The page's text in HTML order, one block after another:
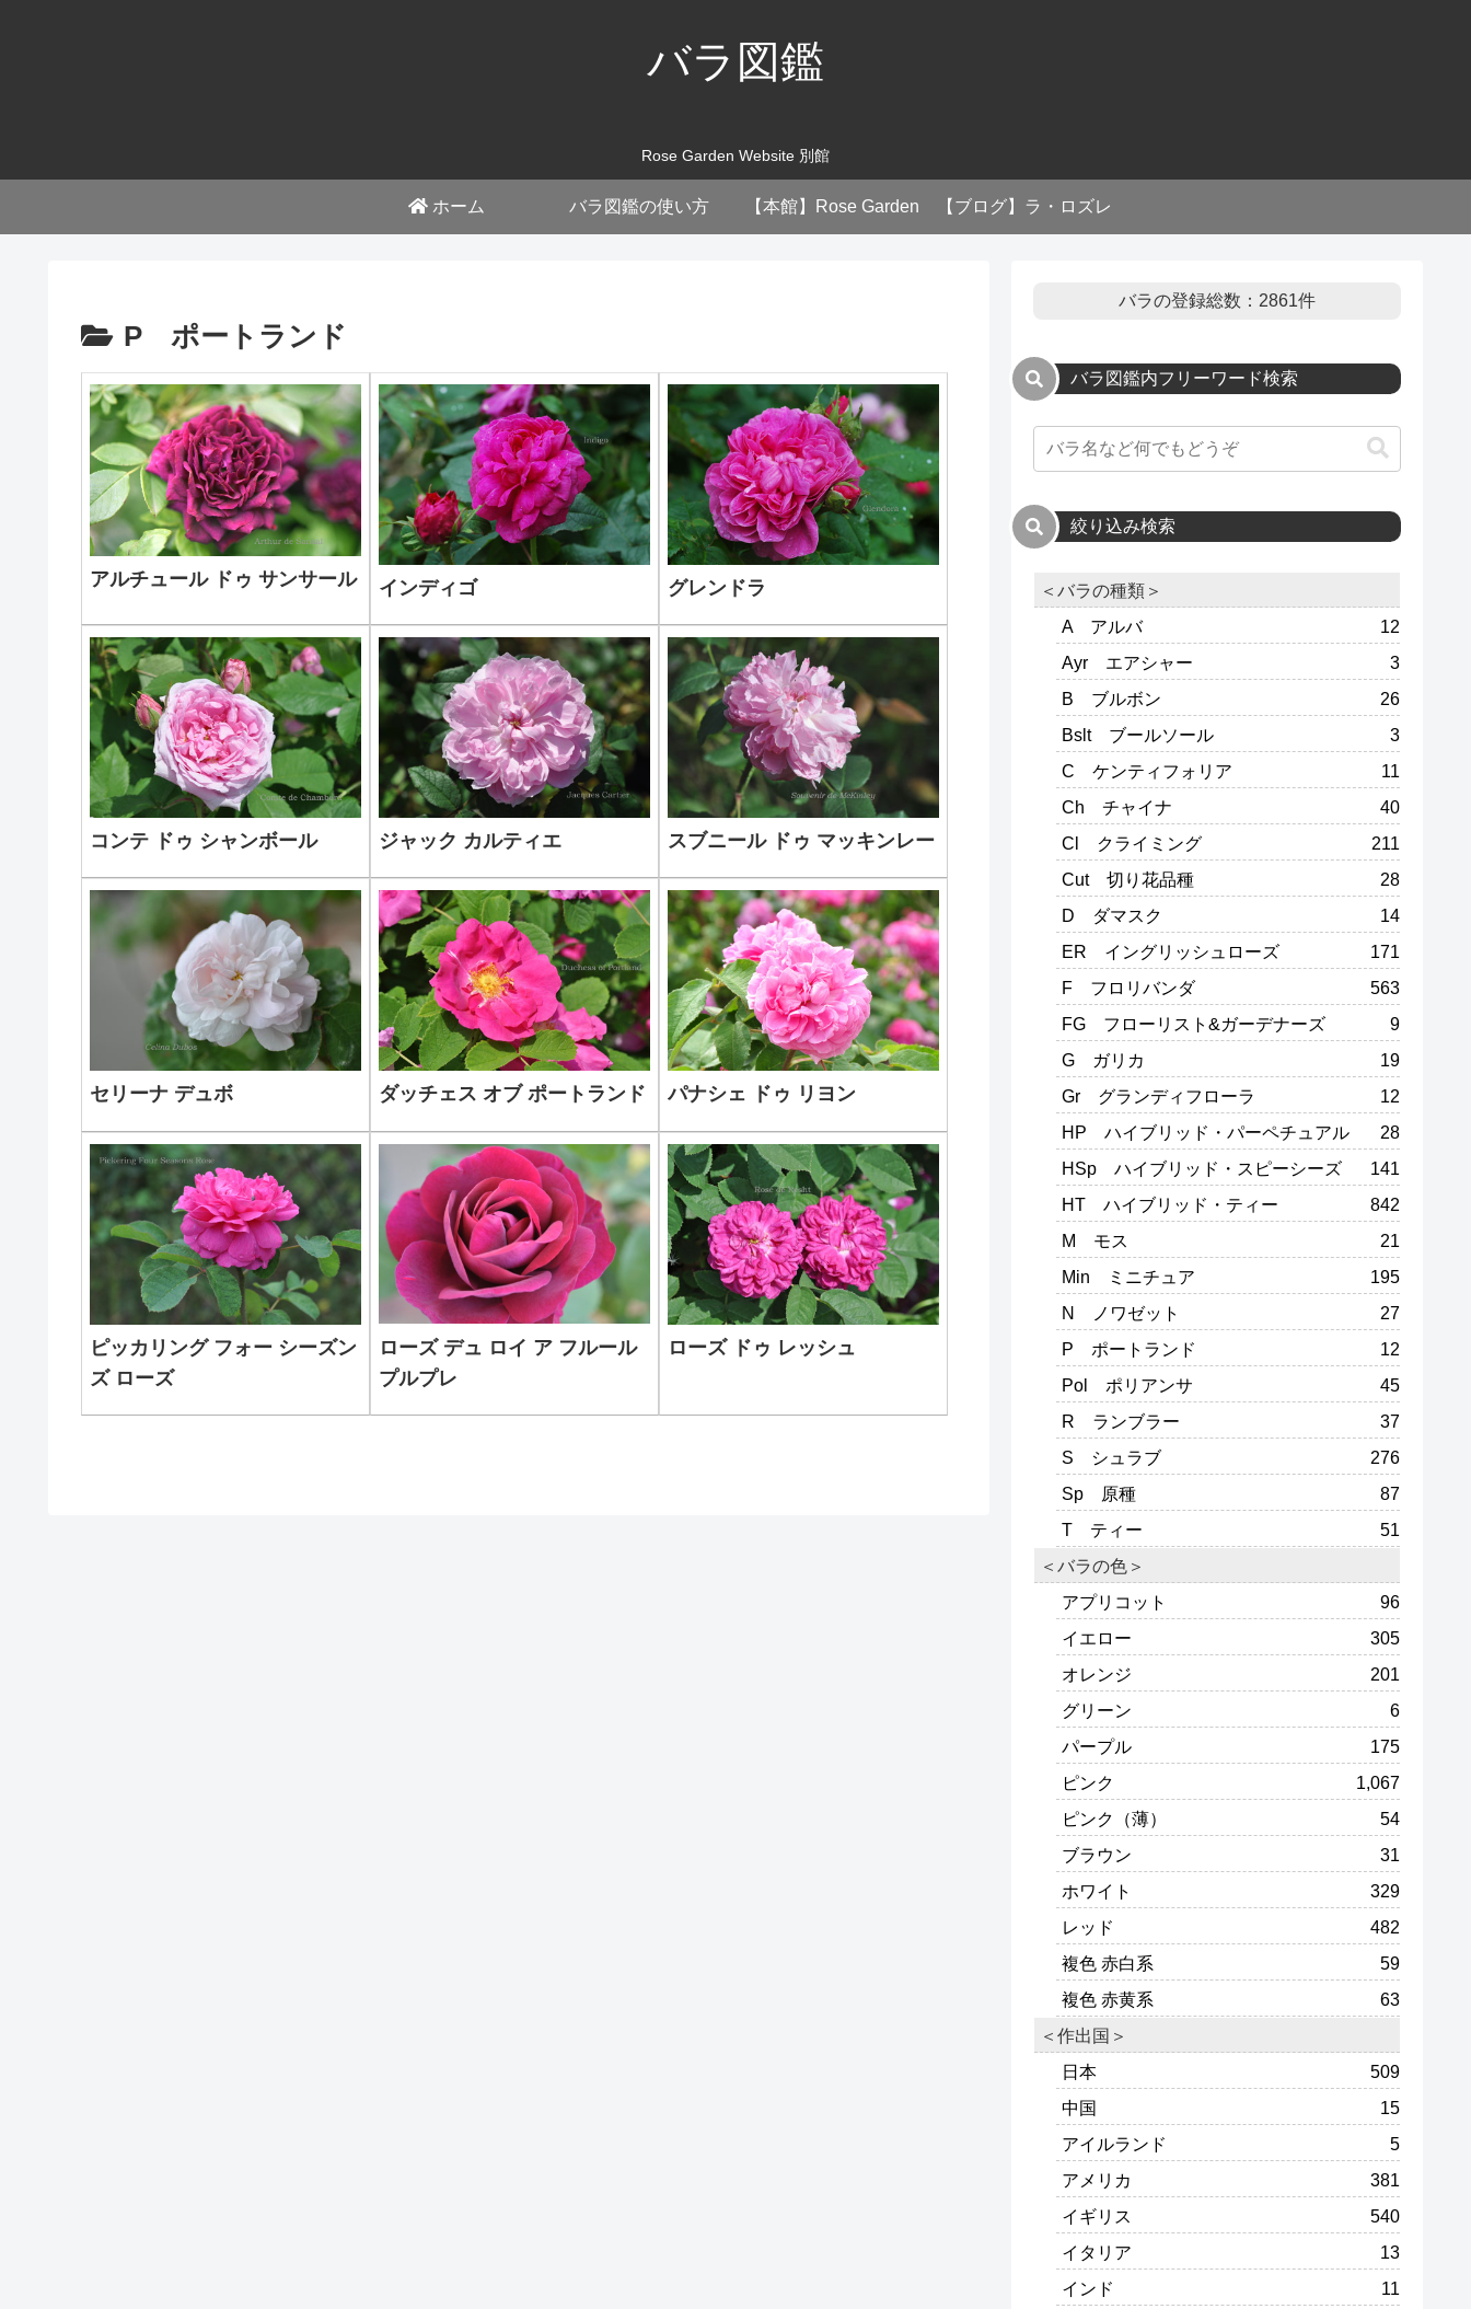
バラ図鑑
Rose Garden Website 別館
ホーム バラ図鑑の使い方 【本館】Rose Garden 【ブログ】ラ・ロズレ
P ポートランド
アルチュール ドゥ サンサール インディゴ グレンドラ
コンテ ドゥ シャンボール ジャック カルティエ スブニール ドゥ マッキンレー
セリーナ デュボ ダッチェス オブ ポートランド パナシェ ドゥ リヨン
ピッカリング フォー シーズン
ズ ローズ
ローズ デュ ロイ ア フルール
プルプレ
ローズ ドゥ レッシュ
バラの登録総数：2861件
バラ図鑑内フリーワード検索
絞り込み検索
＜バラの種類＞
A アルバ
12
Ayr エアシャー
3
B ブルボン
26
Bslt ブールソール
3
C ケンティフォリア
11
Ch チャイナ
40
Cl クライミング
211
Cut 切り花品種
28
D ダマスク
14
ER イングリッシュローズ
171
F フロリバンダ
563
FG フローリスト&ガーデナーズ
9
G ガリカ
19
Gr グランディフローラ
12
HP ハイブリッド・パーペチュアル
28
HSp ハイブリッド・スピーシーズ
141
HT ハイブリッド・ティー
842
M モス
21
Min ミニチュア
195
N ノワゼット
27
P ポートランド
12
Pol ポリアンサ
45
R ランブラー
37
S シュラブ
276
Sp 原種
87
T ティー
51
＜バラの色＞
アプリコット
96
イエロー
305
オレンジ
201
グリーン
6
パープル
175
ピンク
1,067
ピンク（薄）
54
ブラウン
31
ホワイト
329
レッド
482
複色 赤白系
59
複色 赤黄系
63
＜作出国＞
日本
509
中国
15
アイルランド
5
アメリカ
381
イギリス
540
イタリア
13
インド
11